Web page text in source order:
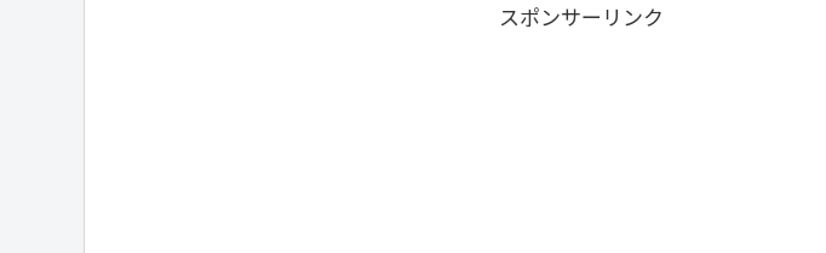
スポンサーリンク